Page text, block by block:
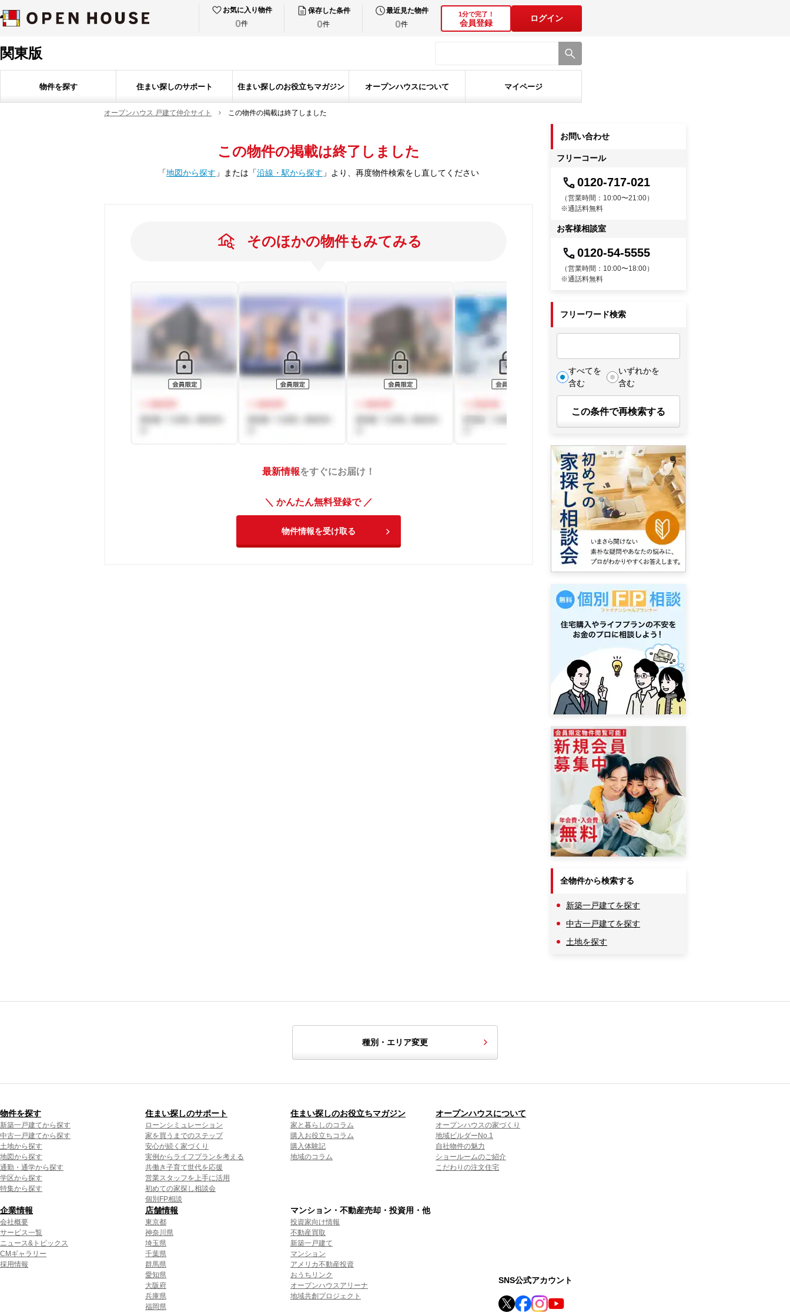
お気に入り物件
0件
保存した条件
0件
最近見た物件
0件
1分で完了！
会員登録
ログイン
関東版
物件を探す 住まい探しのサポート 住まい探しのお役立ちマガジン オープンハウスについて マイページ
オープンハウス 戸建て仲介サイト この物件の掲載は終了しました
この物件の掲載は終了しました
「地図から探す 」 または 「沿線・駅から探す 」 より、再度物件検索をし直してください
そのほかの物件もみてみる
最新情報をすぐにお届け！
＼ かんたん無料登録で ／
物件情報を受け取る
お問い合わせ
フリーコール
0120-717-021
（営業時間：10:00〜21:00）
※通話料無料
お客様相談室
0120-54-5555
（営業時間：10:00〜18:00）
※通話料無料
フリーワード検索
すべてを
含む
いずれかを
含む
この条件で再検索する
全物件から検索する
新築一戸建てを探す
中古一戸建てを探す
土地を探す
種別・エリア変更
物件を探す
新築一戸建てから探す
中古一戸建てから探す
土地から探す
地図から探す
通勤・通学から探す
学区から探す
特集から探す
住まい探しのサポート
ローンシミュレーション
家を買うまでのステップ
安心が続く家づくり
実例からライフプランを考える
共働き子育て世代を応援
営業スタッフを上手に活用
初めての家探し相談会
個別FP相談
住まい探しのお役立ちマガジン
家と暮らしのコラム
購入お役立ちコラム
購入体験記
地域のコラム
オープンハウスについて
オープンハウスの家づくり
地域ビルダーNo.1
自社物件の魅力
ショールームのご紹介
こだわりの注文住宅
企業情報
会社概要
サービス一覧
ニュース&トピックス
CMギャラリー
採用情報
店舗情報
東京都
神奈川県
埼玉県
千葉県
群馬県
愛知県
大阪府
兵庫県
福岡県
マンション・不動産売却・投資用・他
投資家向け情報
不動産買取
新築一戸建て
マンション
アメリカ不動産投資
おうちリンク
オープンハウスアリーナ
地域共創プロジェクト
SNS公式アカウント